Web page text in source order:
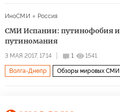
самолеты военная техника
ИноСМИ Россия
СМИ Испании: путинофобия и
путиномания
3 МАЯ 2017, 17:14 1 1541
Волга-Днепр Обзоры мировых СМИ